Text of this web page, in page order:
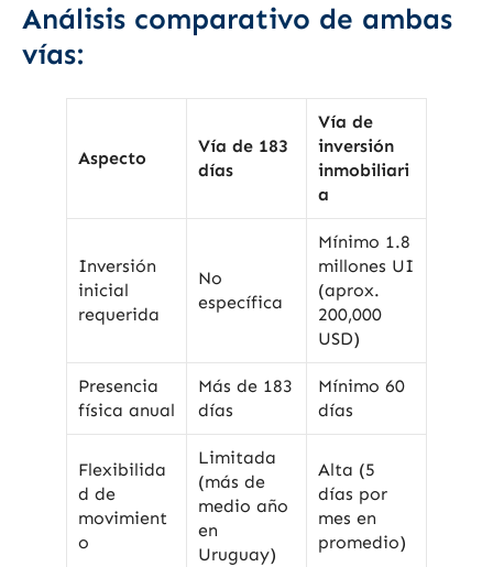
Análisis comparativo de ambas
vías:
Aspecto
Vía de 183
días
Vía de
inversión
inmobiliari
a
Inversión
inicial
requerida
No
específica
Mínimo 1.8
millones UI
(aprox.
200,000
USD)
Presencia
física anual
Más de 183
días
Mínimo 60
días
Flexibilida
d de
movimient
o
Limitada
(más de
medio año
en
Uruguay)
Alta (5
días por
mes en
promedio)